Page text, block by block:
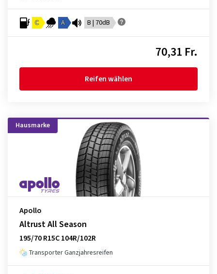
C A B | 70dB
70,31 Fr.
Reifen wählen
Hausmarke
Apollo
Altrust All Season
195/70 R15C 104R/102R
Transporter Ganzjahresreifen